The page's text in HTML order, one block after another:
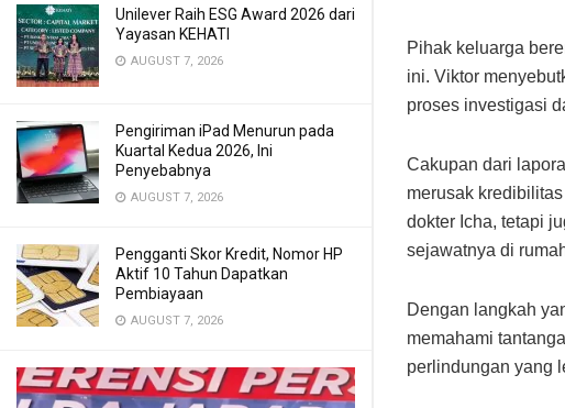
Unilever Raih ESG Award 2026 dari
Yayasan KEHATI
AUGUST 7, 2026
Pengiriman iPad Menurun pada
Kuartal Kedua 2026, Ini
Penyebabnya
AUGUST 7, 2026
Pengganti Skor Kredit, Nomor HP
Aktif 10 Tahun Dapatkan
Pembiayaan
AUGUST 7, 2026
Pihak keluarga
ini. Viktor
proses investigasi
Cakupan dari
merusak
dokter Icha, tetapi
sejawatnya di
Dengan langkah
memahami
perlindungan yang